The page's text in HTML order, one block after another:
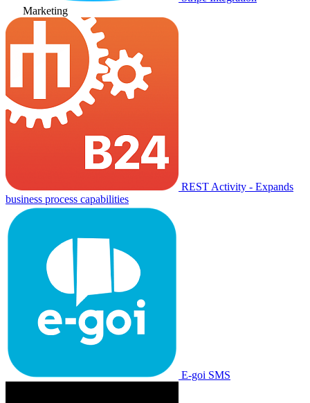
Marketing
REST Activity - Expands
business process capabilities
E-goi SMS